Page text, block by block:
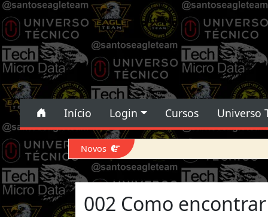
Pular para o conteúdo
Pular para o conteúdo
Navegação principal
Início Login Cursos Universo
Novos
002 Como